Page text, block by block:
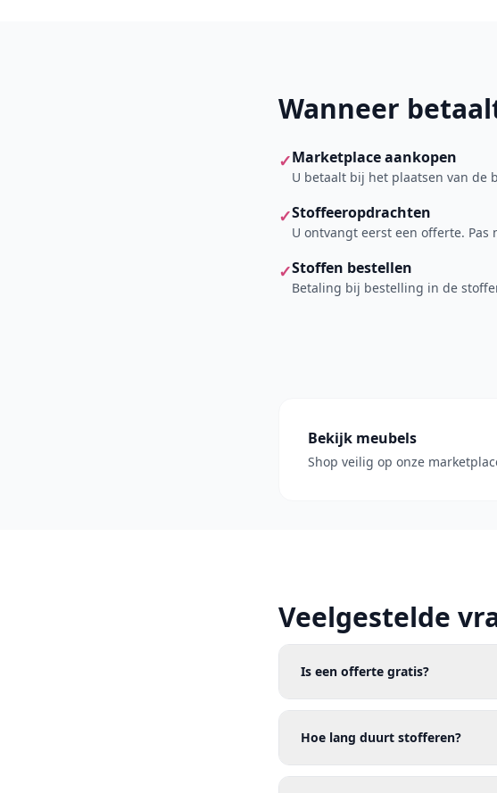
Wanneer
✓Marketplace aankopen
U betaalt bij het plaatsen van de
✓Stoffeeropdrachten
U ontvangt eerst een offerte.
✓Stoffen bestellen
Betaling bij bestelling in de
Bekijk meubels
Shop veilig op onze
Veelgestelde
Is een offerte gratis?
Hoe lang duurt stofferen?